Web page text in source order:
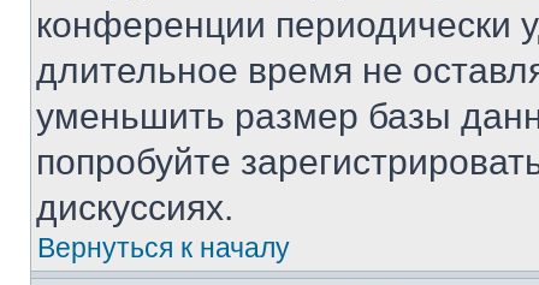
конференции периодически
длительное время не
уменьшить размер базы
попробуйте
дискуссиях.
Вернуться к началу